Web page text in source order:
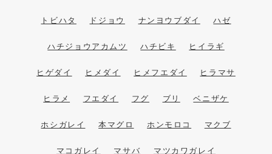
トビハタ ドジョウ ナンヨウブダイ ハゼ
ハチジョウアカムツ ハチビキ ヒイラギ
ヒゲダイ ヒメダイ ヒメフエダイ ヒラマサ
ヒラメ フエダイ フグ ブリ ベニザケ
ホシガレイ 本マグロ ホンモロコ マクブ
マコガレイ マサバ マツカワガレイ